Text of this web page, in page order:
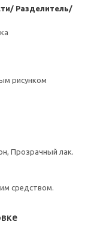
Разделитель/
рисунком
Прозрачный лак.
средством.